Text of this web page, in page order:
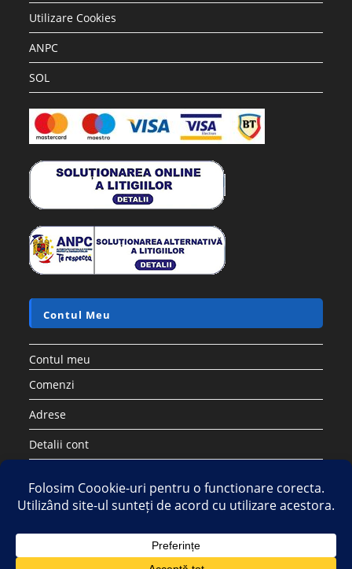
Utilizare Cookies
ANPC
SOL
Contul Meu
Contul meu
Comenzi
Adrese
Detalii cont
Copyright 2026 - Strategic DIstribution Group